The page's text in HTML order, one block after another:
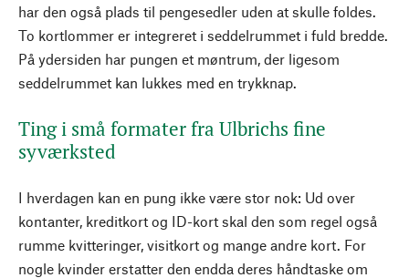
har den også plads til pengesedler uden at skulle foldes.
To kortlommer er integreret i seddelrummet i fuld bredde.
På ydersiden har pungen et møntrum, der ligesom
seddelrummet kan lukkes med en trykknap.
Ting i små formater fra Ulbrichs fine
syværksted
I hverdagen kan en pung ikke være stor nok: Ud over
kontanter, kreditkort og ID-kort skal den som regel også
rumme kvitteringer, visitkort og mange andre kort. For
nogle kvinder erstatter den endda deres håndtaske om